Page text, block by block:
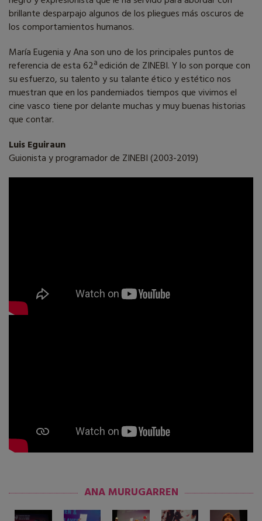
brillante desparpajo algunos de los pliegues más oscuros de
los comportamientos humanos.
María Eugenia y Ana son uno de los principales puntos de
referencia de esta 62ª edición de ZINEBI. Y lo son porque con
su esfuerzo, su talento y su talante ético y estético nos
muestran que en los pandemiados tiempos que vivimos el
cine vasco tiene por delante muchas y muy buenas historias
que contar.
Luis Eguiraun
Guionista y programador de ZINEBI (2003-2019)
ANA MURUGARREN